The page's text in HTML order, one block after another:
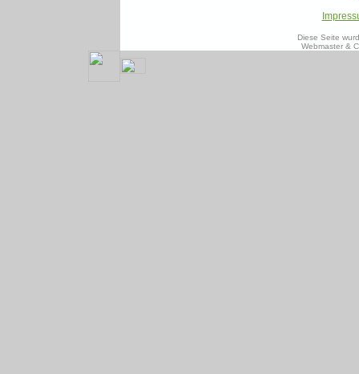
Diese Seite
Webmaster &